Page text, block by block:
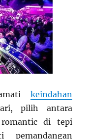
keindahan
pilih antara
di tepi